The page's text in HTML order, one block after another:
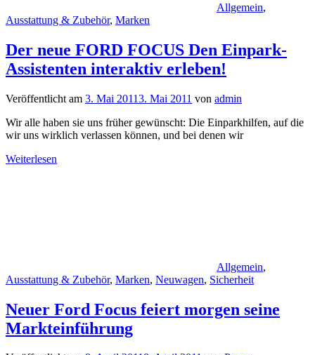
Allgemein,
Ausstattung & Zubehör, Marken
Der neue FORD FOCUS Den Einpark-
Assistenten interaktiv erleben!
Veröffentlicht am 3. Mai 20113. Mai 2011 von admin
Wir alle haben sie uns früher gewünscht: Die Einparkhilfen, auf die
wir uns wirklich verlassen können, und bei denen wir
Weiterlesen
Allgemein,
Ausstattung & Zubehör, Marken, Neuwagen, Sicherheit
Neuer Ford Focus feiert morgen seine
Markteinführung